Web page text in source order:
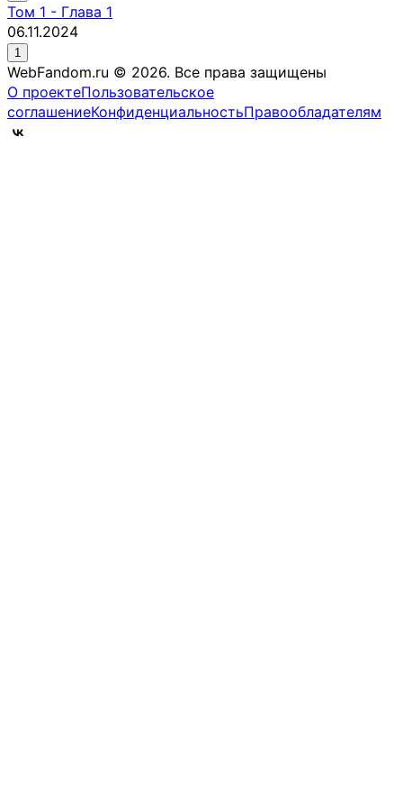
Том 1 - Глава 1
06.11.2024
1
WebFandom.ru © 2026. Все права защищены
О проектеПользовательское
соглашениеКонфиденциальностьПравообладателям